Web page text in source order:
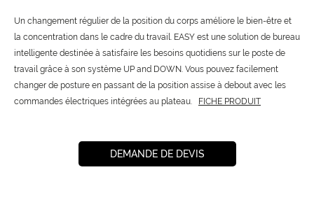
Un changement régulier de la position du corps améliore le bien-être et
la concentration dans le cadre du travail. EASY est une solution de bureau
intelligente destinée à satisfaire les besoins quotidiens sur le poste de
travail grâce à son système UP and DOWN. Vous pouvez facilement
changer de posture en passant de la position assise à debout avec les
commandes électriques intégrées au plateau.
FICHE PRODUIT
DEMANDE DE DEVIS